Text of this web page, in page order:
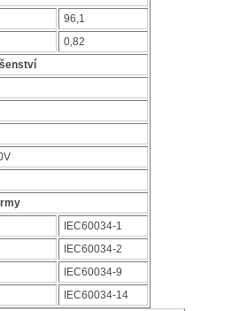
96,1
0,82
IEC60034-1
IEC60034-2
IEC60034-9
IEC60034-14